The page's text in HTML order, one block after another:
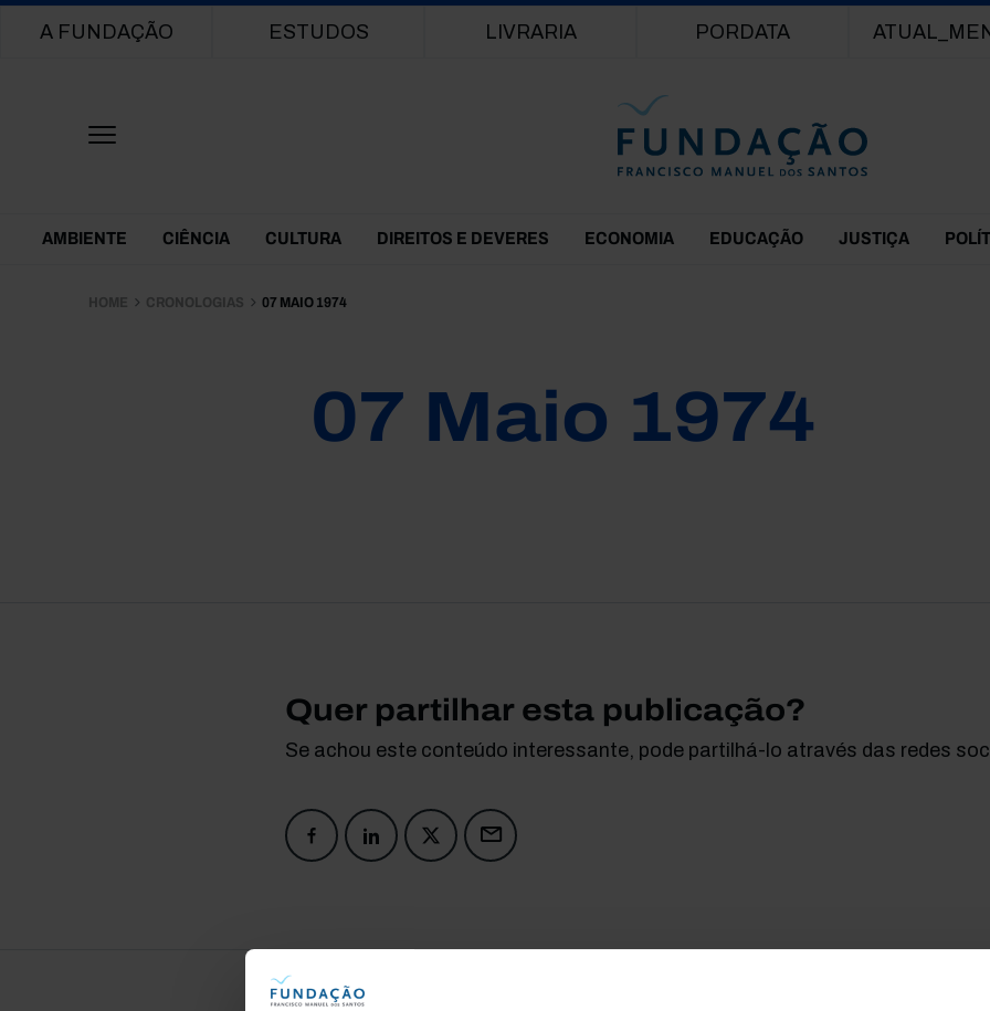
Main navigation
A FUNDAÇÃO ESTUDOS LIVRARIA PORDATA
Themes Menu
AMBIENTE CIÊNCIA CULTURA DIREITOS E DEVERES ECONOMIA EDUCAÇÃO JUSTIÇA
HOME CRONOLOGIAS 07 MAIO 1974
07 Maio 1974
Quer partilhar esta publicação?
Se achou este conteúdo interessante, pode partilhá-lo através das redes